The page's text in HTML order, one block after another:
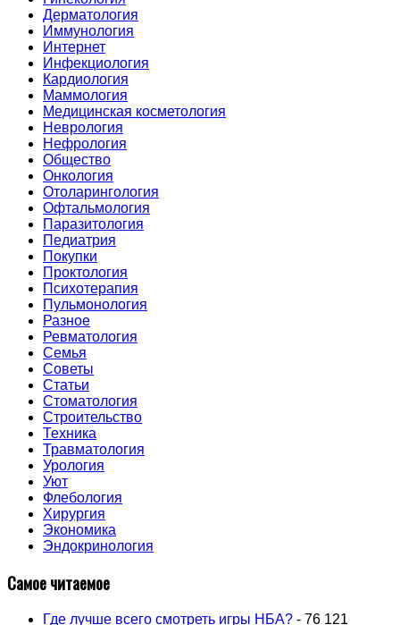
Дерматология
Иммунология
Интернет
Инфекциология
Кардиология
Маммология
Медицинская косметология
Неврология
Нефрология
Общество
Онкология
Отоларингология
Офтальмология
Паразитология
Педиатрия
Покупки
Проктология
Психотерапия
Пульмонология
Разное
Ревматология
Семья
Советы
Статьи
Стоматология
Строительство
Техника
Травматология
Урология
Уют
Флебология
Хирургия
Экономика
Эндокринология
Самое читаемое
Где лучше всего смотреть игры НБА? - 76 121